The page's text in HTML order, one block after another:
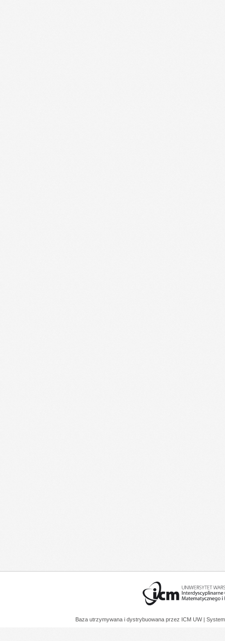
Baza utrzymywana i dystrybuowana przez ICM UW |